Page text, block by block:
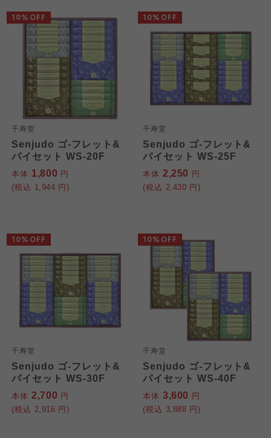
千寿堂
Senjudo ゴ-フレット&
パイセット WS-20F
本体 1,800 円
(税込 1,944 円)
10%OFF
千寿堂
Senjudo ゴ-フレット&
パイセット WS-25F
本体 2,250 円
(税込 2,430 円)
10%OFF
千寿堂
Senjudo ゴ-フレット&
パイセット WS-30F
本体 2,700 円
(税込 2,916 円)
10%OFF
千寿堂
Senjudo ゴ-フレット&
パイセット WS-40F
本体 3,600 円
(税込 3,888 円)
10%OFF